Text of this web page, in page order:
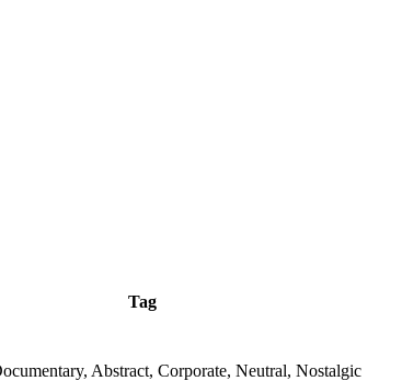
Tag
Abstract, Corporate, Neutral, Nostalgic